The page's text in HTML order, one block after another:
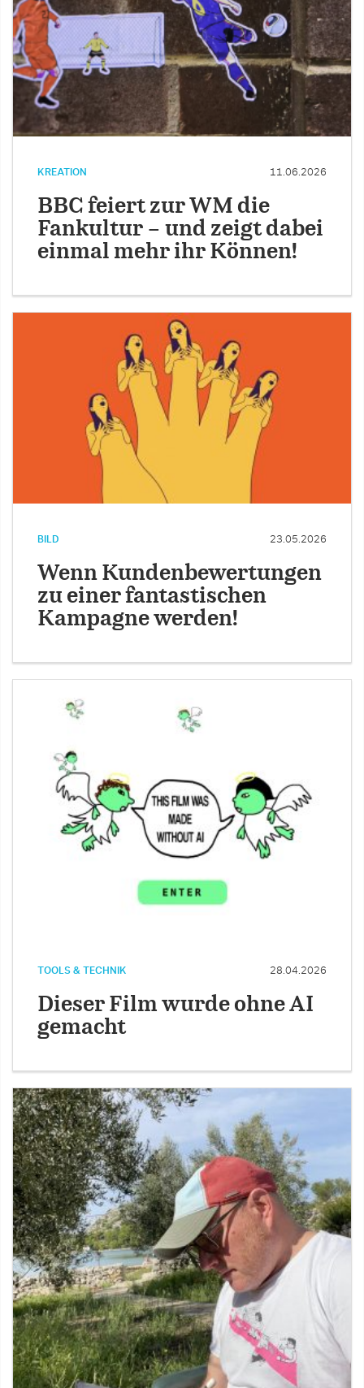
KREATION 11.06.2026
BBC feiert zur WM die
Fankultur – und zeigt dabei
einmal mehr ihr Können!
BILD 23.05.2026
Wenn Kundenbewertungen
zu einer fantastischen
Kampagne werden!
TOOLS & TECHNIK 28.04.2026
Dieser Film wurde ohne AI
gemacht